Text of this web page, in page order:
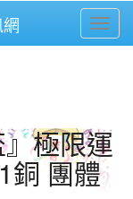
⏸
極限運
銅 團體